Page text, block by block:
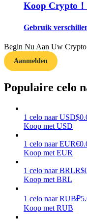
Gids
Handelsstrategieën
Leer hoe u
Koop Crypto！
Gebruik
Begin Nu Aan Uw
Aanmelden
Populaire celo
1 celo naar USD$
Koop met USD
1 celo naar EUR€
Koop met EUR
1 celo naar BRLR$
Koop met BRL
1 celo naar RUB₽
Koop met RUB